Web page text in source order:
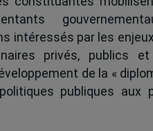
intéressés par les
privés, publics et
de la «
publiques aux